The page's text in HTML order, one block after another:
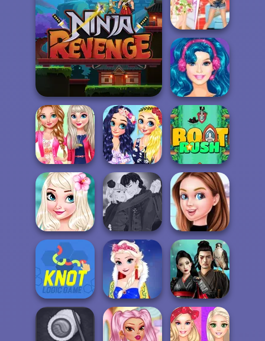
Holographic Fashion
Ninja Revenge
Love Calculator
Different Styles:
Girly Vs Emo...
Barbie Glam
Popstar
My Pinterest
Nails Design
Princesses Love
Floral Looks
Boat Rush
Princesses
Gardening In
Style
Manga Creator
Vampire Hunter
P...
Barbie Becomes
An Actress